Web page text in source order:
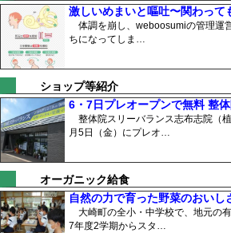
激しいめまいと嘔吐〜関わっ
体調を崩し、weboosumiの管理運
ちになってしま…
ショップ等紹介
6・7日プレオープンで無料 整
整体院スリーバランス志布志院（
月5日（金）にプレオ…
オーガニック給食
自然の力で育った野菜のおい
大崎町の全小・中学校で、地元の
7年度2学期からスタ…